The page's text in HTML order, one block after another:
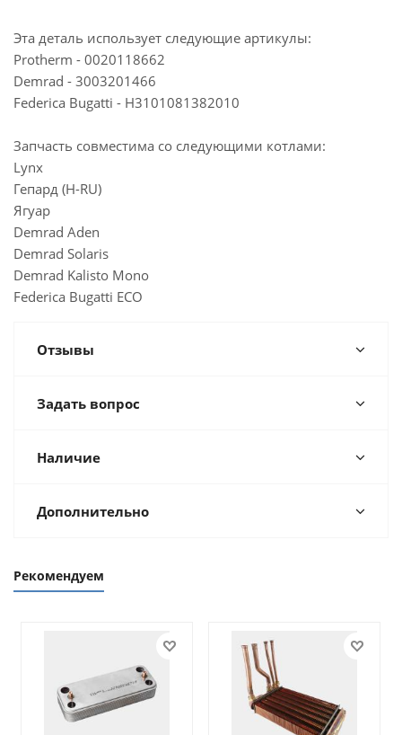
42
Казань, ул. Проспект Победы, 35Б
Казань, ул. Журналистов, 101
Достаточно
Казань, ул. Горьковское шоссе, 49
Мало
Йошкар-Ола, ул. Красноармейская, 110
Эта деталь использует следующие артикулы:
Protherm - 0020118662
Demrad - 3003201466
Federica Bugatti - H3101081382010
Запчасть совместима со следующими котлами:
Lynx
Гепард (H-RU)
Ягуар
Demrad Aden
Demrad Solaris
Demrad Kalisto Mono
Federica Bugatti ECO
Отзывы
Задать вопрос
Наличие
Дополнительно
Рекомендуем